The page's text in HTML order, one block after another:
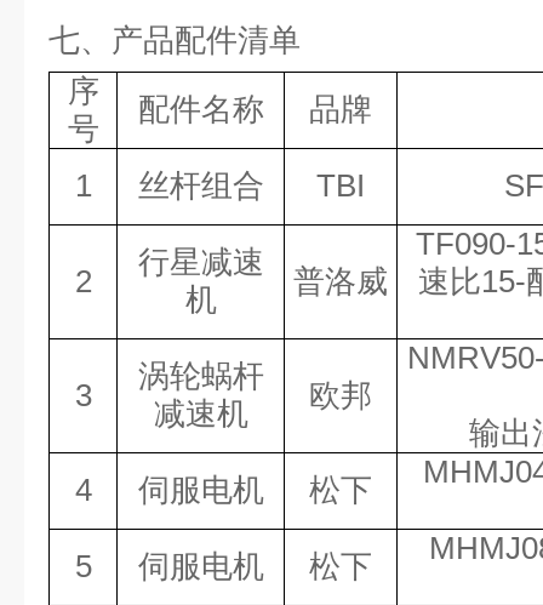
七、产品配件清单
序
号
配件名称 品牌
1 丝杆组合 TBI
2
行星减速
机
普洛威
TF090-
速比15-
3
涡轮蜗杆
减速机
欧邦
输出
4
伺服电机 松下
5 伺服电机 松下